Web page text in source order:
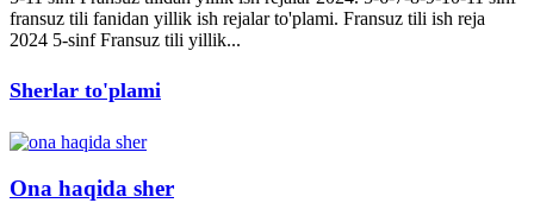
fransuz tili fanidan yillik ish rejalar to'plami. Fransuz tili ish reja
2024 5-sinf Fransuz tili yillik...
Sherlar to'plami
Ona haqida sher